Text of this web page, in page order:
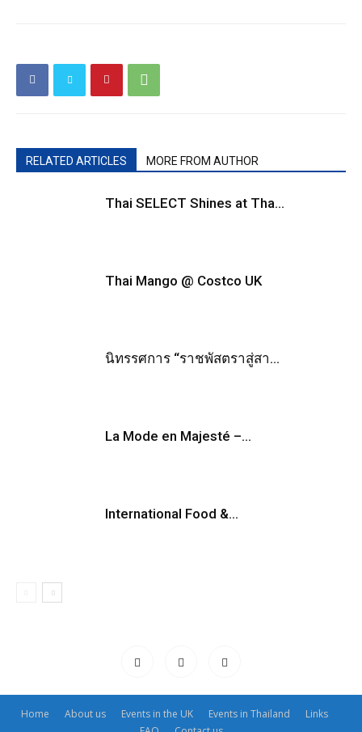
RELATED ARTICLES MORE FROM AUTHOR
Thai SELECT Shines at Tha...
Thai Mango @ Costco UK
นิทรรศการ “ราชพัสตราสู่สา...
La Mode en Majesté –...
International Food &...
Home About us Events in the UK Events in Thailand
Links